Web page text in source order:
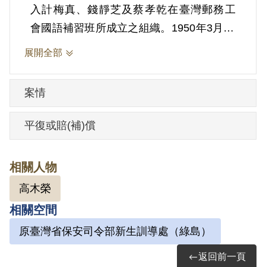
入計梅真、錢靜芝及蔡孝乾在臺灣郵務工
會國語補習班所成立之組織。1950年3月10
日被羈押。1950年經臺灣省保安司令部以
織」判處有期徒刑7年。1957年3月9日刑期
結束。
其於1999年4月向補償基金會提出申請，
予以補償。補償理由為原判決認定其所參
加之叛亂組織之屬性、目的及組織型態均
不明確，亦無具體之叛亂計劃與作為，此
外復無其他證據資料證明，難以判斷其組
織為一叛亂組織，故認非有實據。
展開全部
案情
平復或賠(補)償
相關人物
高木榮
相關空間
原臺灣省保安司令部新生訓導處（綠島）
返回前一頁